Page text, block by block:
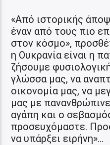
«Από ιστορικής
έναν από τους πιο
στον κόσμο»,
η Ουκρανία είναι η
ζήσουμε
γλώσσα μας, να
οικονομία μας, να
μας με
αγάπη και ο
προσευχόμαστε.
να υπάρξει ειρήνη»…